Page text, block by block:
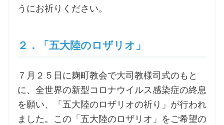
交通・アクセス
交通・アクセス
うにお祈りください。
２．「五大陸のロザリオ」
７月２５日に麹町教会で大司教様司式のもと
に、全世界の新型コロナウイルス感染症の終息
を願い、「五大陸のロザリオの祈り」が行われ
ました。この「五大陸のロザリオ」をご希望の